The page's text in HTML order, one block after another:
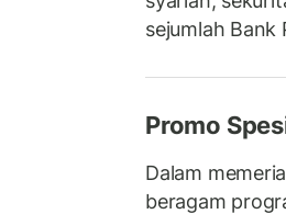
sejumlah Bank
Promo
Dalam
beragam